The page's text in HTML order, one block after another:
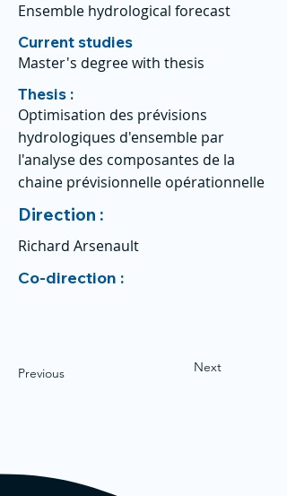
Ensemble hydrological forecast
Current studies
Master's degree with thesis
Thesis :
Optimisation des prévisions
hydrologiques d'ensemble par
l'analyse des composantes de la
chaine prévisionnelle opérationnelle
Direction :
Richard Arsenault
Co-direction :
Previous Next